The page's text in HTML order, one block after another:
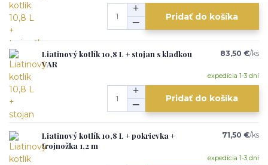
Pridať do košíka
Liatinový kotlík 10,8 L + stojan s kladkou
VAR
83,50 €/ks
expedícia 1-3 dní
Pridať do košíka
Liatinový kotlík 10,8 L + pokrievka +
trojnožka 1,2 m
71,50 €/ks
expedícia 1-3 dní